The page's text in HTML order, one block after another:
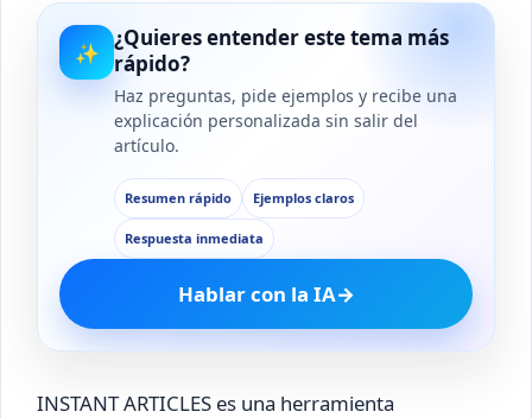
✨
¿Quieres entender este tema más
rápido?
Haz preguntas, pide ejemplos y recibe una
explicación personalizada sin salir del
artículo.
Resumen rápido Ejemplos claros
Respuesta inmediata
Hablar con la IA→
INSTANT ARTICLES es una herramienta